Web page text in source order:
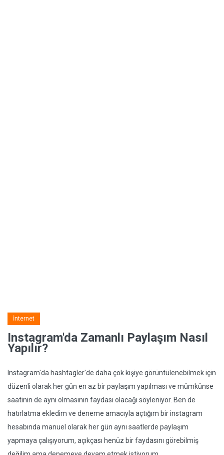
İnternet
Instagram'da Zamanlı Paylaşım Nasıl
Yapılır?
Instagram'da hashtagler'de daha çok kişiye görüntülenebilmek için
düzenli olarak her gün en az bir paylaşım yapılması ve mümkünse
saatinin de aynı olmasının faydası olacağı söyleniyor. Ben de
hatırlatma ekledim ve deneme amacıyla açtığım bir instagram
hesabında manuel olarak her gün aynı saatlerde paylaşım
yapmaya çalışıyorum, açıkçası henüz bir faydasını görebilmiş